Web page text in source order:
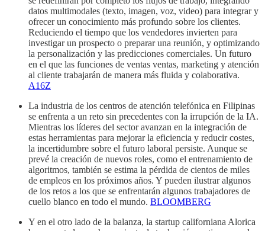
datos multimodales (texto, imagen, voz, video) para integrar y
ofrecer un conocimiento más profundo sobre los clientes.
Reduciendo el tiempo que los vendedores invierten para
investigar un prospecto o preparar una reunión, y optimizando
la personalización y las predicciones comerciales. Un futuro
en el que las funciones de ventas ventas, marketing y atención
al cliente trabajarán de manera más fluida y colaborativa.
A16Z
La industria de los centros de atención telefónica en Filipinas
se enfrenta a un reto sin precedentes con la irrupción de la IA.
Mientras los líderes del sector avanzan en la integración de
estas herramientas para mejorar la eficiencia y reducir costes,
la incertidumbre sobre el futuro laboral persiste. Aunque se
prevé la creación de nuevos roles, como el entrenamiento de
algoritmos, también se estima la pérdida de cientos de miles
de empleos en los próximos años. Y pueden ilustrar algunos
de los retos a los que se enfrentarán algunos trabajadores de
cuello blanco en todo el mundo. BLOOMBERG
Y en el otro lado de la balanza, la startup californiana Alorica